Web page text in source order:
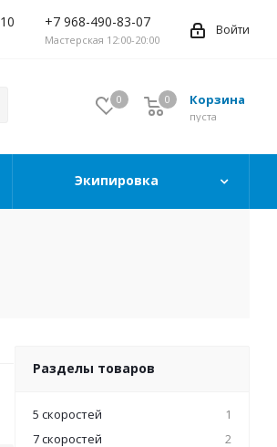
+7 968-490-83-07
Мастерская 12:00-20:00
Войти
0 Корзина
0
пуста
0
Экипировка
Разделы товаров
5 скоростей
1
7 скоростей
2